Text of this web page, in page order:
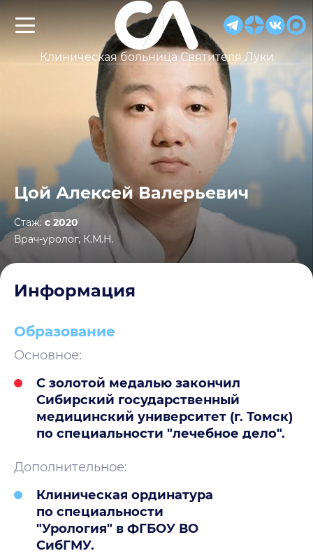
Клиническая больница Святителя Луки
Цой Алексей Валерьевич
Стаж: с 2020
Врач-уролог, К.М.Н.
Информация
Образование
Основное:
С золотой медалью закончил
Сибирский государственный
медицинский университет (г. Томск)
по специальности "лечебное дело".
Дополнительное:
Клиническая ординатура
по специальности
"Урология" в ФГБОУ ВО
СибГМУ.